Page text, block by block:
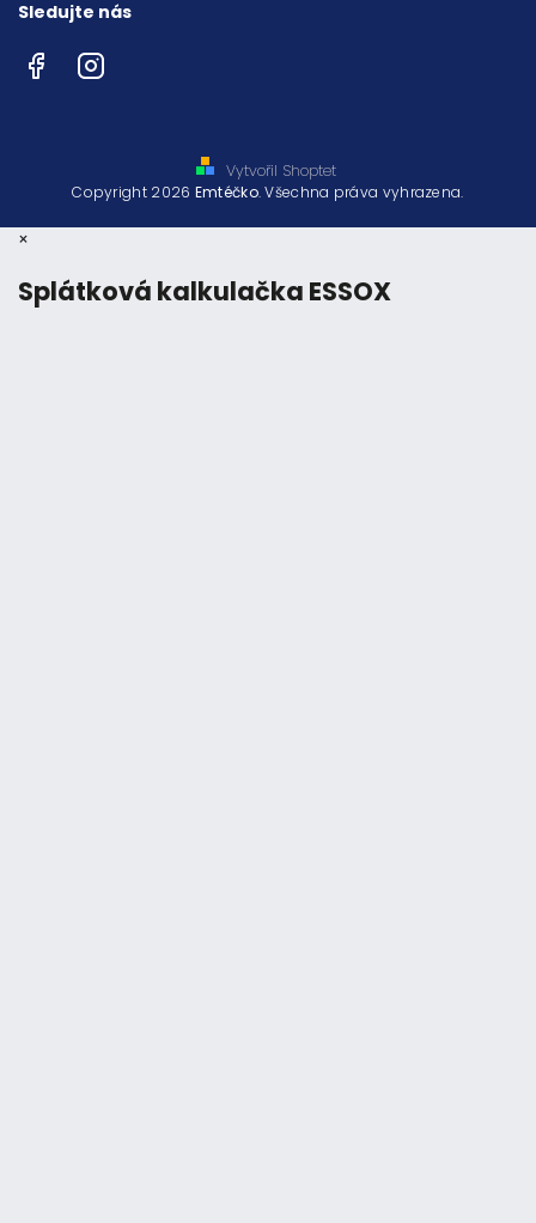
Sledujte nás
FacebookInstagram
Vytvořil Shoptet
Copyright 2026 Emtéčko. Všechna práva vyhrazena.
×
Splátková kalkulačka ESSOX